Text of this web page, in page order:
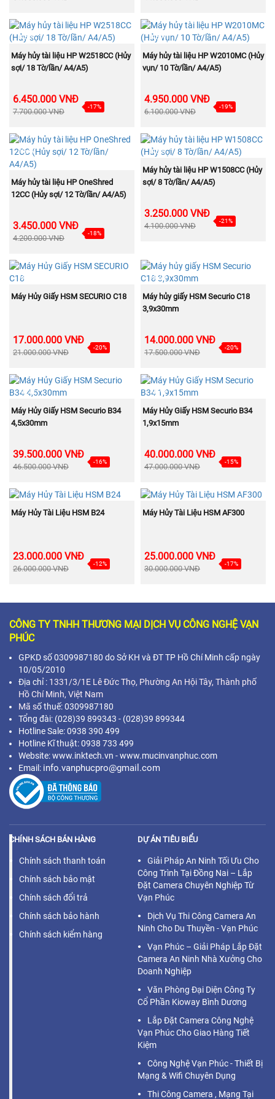
NEW
MUA NGAY
Máy hủy tài liệu HP W2518CC (Hủy
sợi/ 18 Tờ/lần/ A4/A5)
6.450.000 VNĐ
7.700.000 VNĐ
-17%
NEW
MUA NGAY
Máy hủy tài liệu HP W2010MC (Hủy
vụn/ 10 Tờ/lần/ A4/A5)
4.950.000 VNĐ
6.100.000 VNĐ
-19%
NEW
MUA NGAY
Máy hủy tài liệu HP OneShred
12CC (Hủy sợi/ 12 Tờ/lần/ A4/A5)
3.450.000 VNĐ
4.200.000 VNĐ
-18%
NEW
MUA NGAY
Máy hủy tài liệu HP W1508CC (Hủy
sợi/ 8 Tờ/lần/ A4/A5)
3.250.000 VNĐ
4.100.000 VNĐ
-21%
NEW
MUA NGAY
Máy Hủy Giấy HSM SECURIO C18
17.000.000 VNĐ
21.000.000 VNĐ
-20%
NEW
MUA NGAY
Máy hủy giấy HSM Securio C18
3,9x30mm
14.000.000 VNĐ
17.500.000 VNĐ
-20%
NEW
MUA NGAY
Máy Hủy Giấy HSM Securio B34
4,5x30mm
39.500.000 VNĐ
46.500.000 VNĐ
-16%
NEW
MUA NGAY
Máy Hủy Giấy HSM Securio B34
1,9x15mm
40.000.000 VNĐ
47.000.000 VNĐ
-15%
NEW
MUA NGAY
Máy Hủy Tài Liệu HSM B24
23.000.000 VNĐ
26.000.000 VNĐ
-12%
NEW
MUA NGAY
Máy Hủy Tài Liệu HSM AF300
25.000.000 VNĐ
30.000.000 VNĐ
-17%
CÔNG TY TNHH THƯƠNG MẠI DỊCH VỤ CÔNG NGHỆ VẠN
PHÚC
GPKD số 0309987180 do Sở KH và ĐT TP Hồ Chí Minh cấp ngày
10/05/2010
Địa chỉ : 1331/3/1E Lê Đức Thọ, Phường An Hội Tây, Thành phố
Hồ Chí Minh, Việt Nam
Mã số thuế: 0309987180
Tổng đài: (028)39 899343 - (028)39 899344
Hotline Sale: 0938 390 499
Hotline Kĩ thuật: 0938 733 499
Website: www.inktech.vn - www.mucinvanphuc.com
Email: info.vanphucpro@gmail.com
CHÍNH SÁCH BÁN HÀNG
Chính sách thanh toán
Chính sách bảo mật
Chính sách đổi trả
Chính sách bảo hành
Chính sách kiểm hàng
DỰ ÁN TIÊU BIỂU
Giải Pháp An Ninh Tối Ưu Cho
Công Trình Tại Đồng Nai – Lắp
Đặt Camera Chuyên Nghiệp Từ
Vạn Phúc
Dịch Vụ Thi Công Camera An
Ninh Cho Du Thuyền - Vạn Phúc
Vạn Phúc – Giải Pháp Lắp Đặt
Camera An Ninh Nhà Xưởng Cho
Doanh Nghiệp
Văn Phòng Đại Diện Công Ty
Cổ Phần Kioway Bình Dương
Lắp Đặt Camera Công Nghệ
Vạn Phúc Cho Giao Hàng Tiết
Kiệm
Công Nghệ Vạn Phúc - Thiết Bị
Mạng & Wifi Chuyên Dụng
Thi Công Camera , Mạng Tại